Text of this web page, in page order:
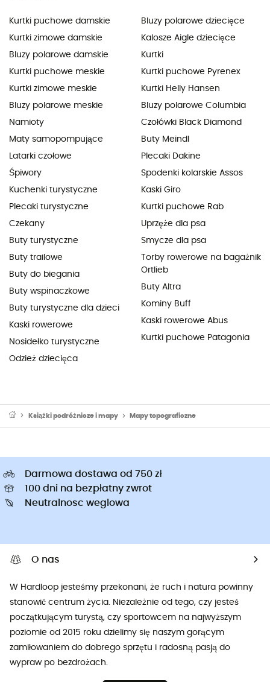
Kurtki puchowe damskie
Kurtki zimowe damskie
Bluzy polarowe damskie
Kurtki puchowe meskie
Kurtki zimowe meskie
Bluzy polarowe meskie
Namioty
Maty samopompujące
Latarki czołowe
Śpiwory
Kuchenki turystyczne
Plecaki turystyczne
Czekany
Buty turystyczne
Buty trailowe
Buty do biegania
Buty wspinaczkowe
Buty turystyczne dla dzieci
Kaski rowerowe
Nosidełko turystyczne
Odzież dziecięca
Bluzy polarowe dziecięce
Kalosze Aigle dziecięce
Kurtki
Kurtki puchowe Pyrenex
Kurtki Helly Hansen
Bluzy polarowe Columbia
Czołówki Black Diamond
Buty Meindl
Plecaki Dakine
Spodenki kolarskie Assos
Kaski Giro
Kurtki puchowe Rab
Uprzęże dla psa
Smycze dla psa
Torby rowerowe na bagażnik
Ortlieb
Buty Altra
Kominy Buff
Kaski rowerowe Abus
Kurtki puchowe Patagonia
Książki podróżnicze i mapy Mapy topograficzne
Darmowa dostawa od 750 zł
100 dni na bezpłatny zwrot
Neutralnosc weglowa
O nas
W Hardloop jesteśmy przekonani, że ruch i natura powinny
stanowić centrum życia. Niezależnie od tego, czy jesteś
początkującym turystą, czy sportowcem na najwyższym
poziomie od 2015 roku dzielimy się naszym gorącym
zamiłowaniem do dobrego sprzętu i radosną pasją do
wypraw po bezdrożach.